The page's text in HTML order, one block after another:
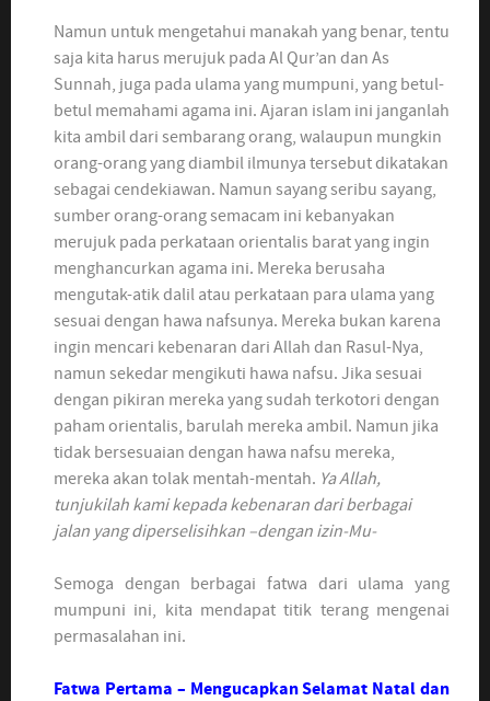
Namun untuk mengetahui manakah yang benar, tentu
saja kita harus merujuk pada Al Qur’an dan As
Sunnah, juga pada ulama yang mumpuni, yang betul-
betul memahami agama ini. Ajaran islam ini janganlah
kita ambil dari sembarang orang, walaupun mungkin
orang-orang yang diambil ilmunya tersebut dikatakan
sebagai cendekiawan. Namun sayang seribu sayang,
sumber orang-orang semacam ini kebanyakan
merujuk pada perkataan orientalis barat yang ingin
menghancurkan agama ini. Mereka berusaha
mengutak-atik dalil atau perkataan para ulama yang
sesuai dengan hawa nafsunya. Mereka bukan karena
ingin mencari kebenaran dari Allah dan Rasul-Nya,
namun sekedar mengikuti hawa nafsu. Jika sesuai
dengan pikiran mereka yang sudah terkotori dengan
paham orientalis, barulah mereka ambil. Namun jika
tidak bersesuaian dengan hawa nafsu mereka,
mereka akan tolak mentah-mentah. Ya Allah,
tunjukilah kami kepada kebenaran dari berbagai
jalan yang diperselisihkan –dengan izin-Mu-
Semoga dengan berbagai fatwa dari ulama yang
mumpuni ini, kita mendapat titik terang mengenai
permasalahan ini.
Fatwa Pertama – Mengucapkan Selamat Natal dan